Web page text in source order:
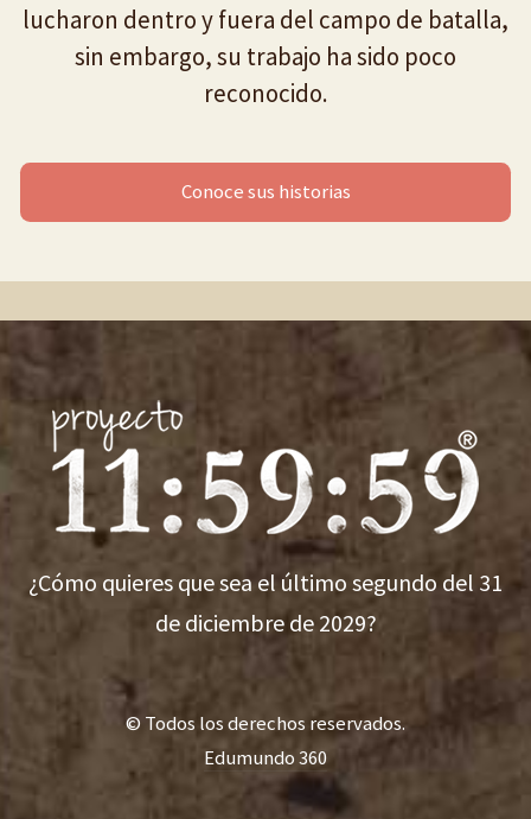
lucharon dentro y fuera del campo de batalla,
sin embargo, su trabajo ha sido poco
reconocido.
Conoce sus historias
¿Cómo quieres que sea el último segundo del 31
de diciembre de 2029?
© Todos los derechos reservados.
Edumundo 360